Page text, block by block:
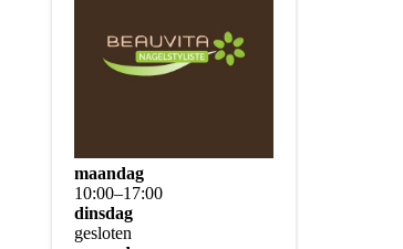
maandag
10:00–17:00
dinsdag
gesloten